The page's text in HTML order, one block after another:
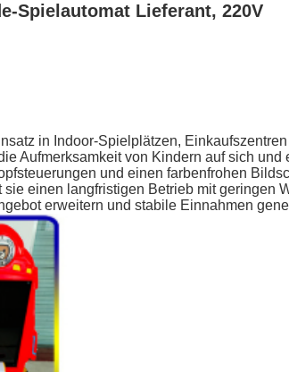
Spielautomat Lieferant, 220V
in Indoor-Spielplätzen,
Aufmerksamkeit von Kindern auf sich und
und einen farbenfrohen
einen langfristigen Betrieb mit geringen
erweitern und stabile Einnahmen